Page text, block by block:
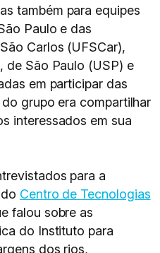
também para equipes
Paulo e das
Carlos (UFSCar),
de São Paulo (USP) e
em participar das
grupo era compartilhar
interessados em sua
para a
Centro de Tecnologias
falou sobre as
do Instituto para
dos rios,